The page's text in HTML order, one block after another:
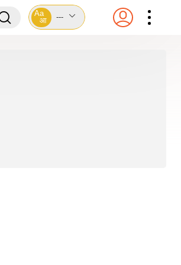
Aa
आ
---